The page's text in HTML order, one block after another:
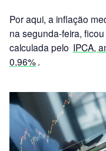
Por aqui, a inflação
na segunda-feira,
calculada pelo IPCA,
0,96%.